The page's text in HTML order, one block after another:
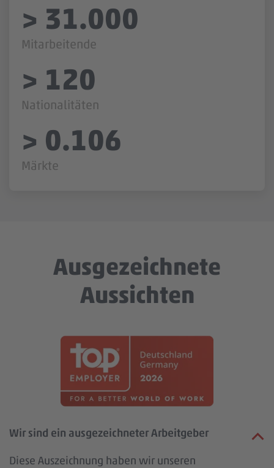
> 31.000
Mitarbeitende
> 120
Nationalitäten
> 1.917
Märkte
Ausgezeichnete
Aussichten
Wir sind ein ausgezeichneter Arbeitgeber
Diese Auszeichnung haben wir unseren